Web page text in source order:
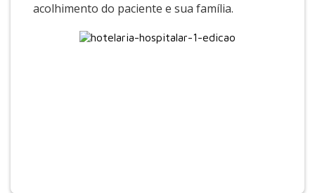
acolhimento do paciente e sua família.